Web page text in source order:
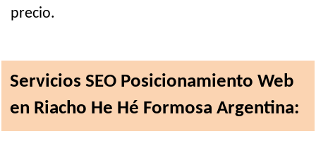
precio.
Servicios SEO Posicionamiento Web
en Riacho He Hé Formosa Argentina: